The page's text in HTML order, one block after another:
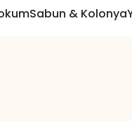
Sabun & Kolonya